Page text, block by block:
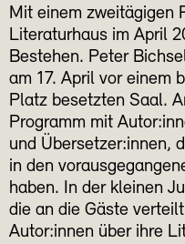
Mit einem zweitägigen
Literaturhaus im April
Bestehen. Peter
am 17. April vor einem
Platz besetzten Saal.
Programm mit
und Übersetzer:innen,
in den
haben. In der kleinen
die an die Gäste
Autor:innen über ihre